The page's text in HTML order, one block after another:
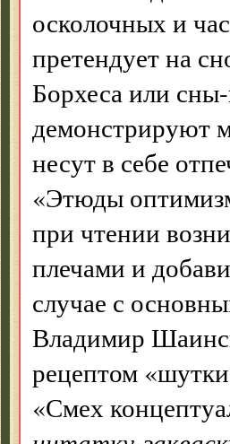
осколочных и
претендует на
Борхеса или
демонстрируют
несут в себе
«Этюды
при чтении
плечами и
случае с
Владимир
рецептом
«Смех